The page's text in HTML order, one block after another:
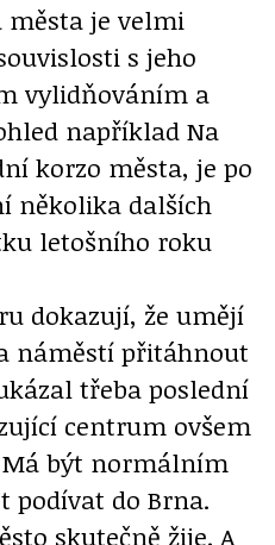
města je velmi
s jeho
vylidňováním a
například Na
korzo města, je po
několika dalších
letošního roku
dokazují, že umějí
náměstí přitáhnout
třeba poslední
centrum ovšem
být normálním
podívat do Brna.
skutečně žije. A